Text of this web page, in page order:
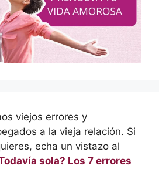
viejos errores y
a la vieja relación. Si
echa un vistazo al
sola? Los 7 errores